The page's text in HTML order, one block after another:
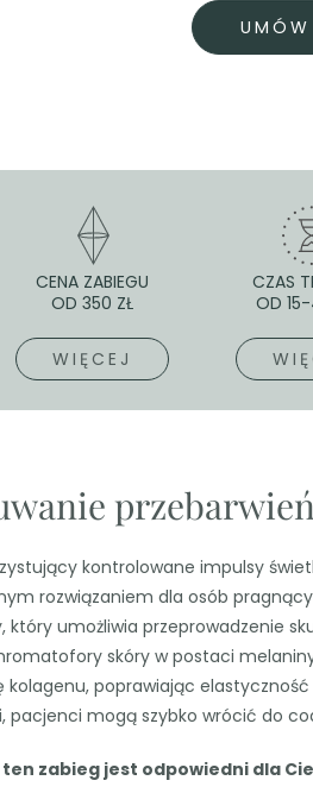
CENA ZABIEGU
OD 350 ZŁ
WIĘCEJ
CZAS
OD
kontrolowane impulsy
rozwiązaniem dla osób
który umożliwia przeprowadzenie
skóry w postaci
poprawiając
pacjenci mogą szybko wrócić do
zabieg jest odpowiedni dla